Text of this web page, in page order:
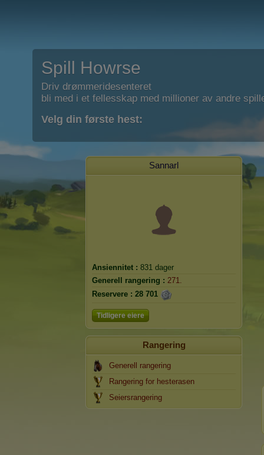
Spill Howrse
Driv drømmeridesenteret
bli med i et fellesskap med millioner av andre
Velg din første hest:
Sannarl
Ansiennitet : 831 dager
Generell rangering : 271.
Reservere : 28 701
Tidligere eiere
Rangering
Generell rangering
Rangering for hesterasen
Seiersrangering